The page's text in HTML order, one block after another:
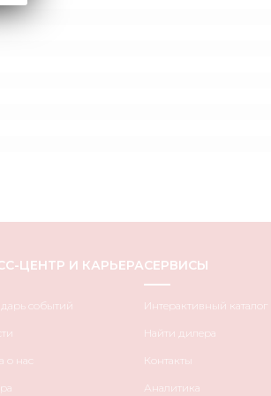
ЦЕНТР И КАРЬЕРА
событий
нас
СЕРВИСЫ
Интерактивный каталог
Найти дилера
Контакты
Аналитика